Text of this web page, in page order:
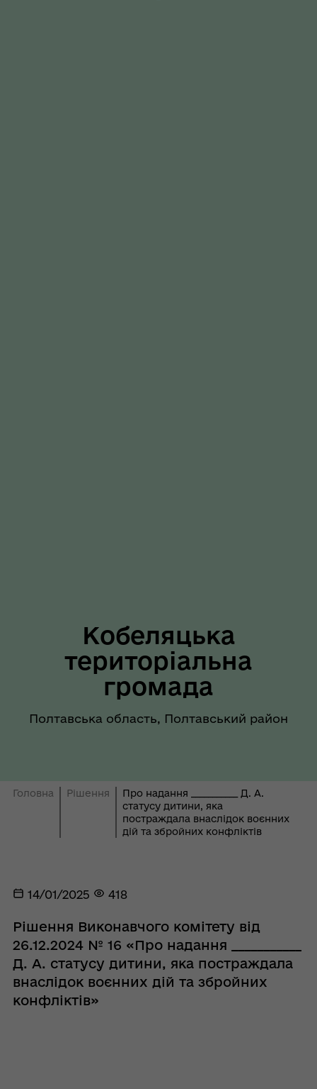
Кобеляцька
територіальна
громада
Полтавська область, Полтавський район
Головна Рішення
Про надання ___________ Д. А.
статусу дитини, яка
постраждала внаслідок воєнних
дій та збройних конфліктів
14/01/2025 418
Рішення Виконавчого комітету від
26.12.2024 № 16 «Про надання ___________
Д. А. статусу дитини, яка постраждала
внаслідок воєнних дій та збройних
конфліктів»